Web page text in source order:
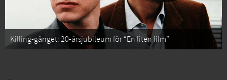
Killing-gänget: 20-årsjubileum för “En liten film”